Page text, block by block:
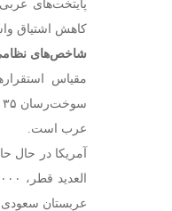
پایتخت‌های
کاهش اشتیاق
شاخص‌های
مقیاس
عرب است.
عربستان سعودی.